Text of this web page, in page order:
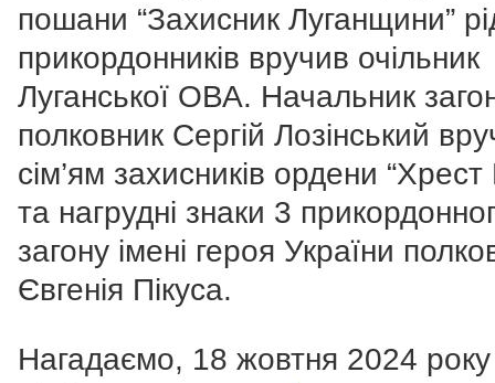
пошани “Захисник Луганщини”
прикордонників вручив очільник
Луганської ОВА. Начальник
полковник Сергій Лозінський
сім’ям захисників ордени “Хрест
та нагрудні знаки 3
загону імені героя України
Євгенія Пікуса.
Нагадаємо, 18 жовтня 2024 року